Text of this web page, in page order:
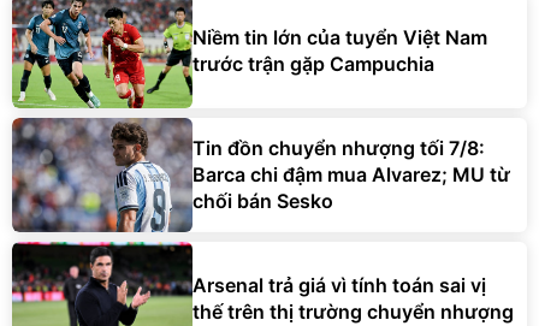
Niềm tin lớn của tuyển Việt Nam
trước trận gặp Campuchia
Tin đồn chuyển nhượng tối 7/8:
Barca chi đậm mua Alvarez; MU từ
chối bán Sesko
Arsenal trả giá vì tính toán sai vị
thế trên thị trường chuyển nhượng